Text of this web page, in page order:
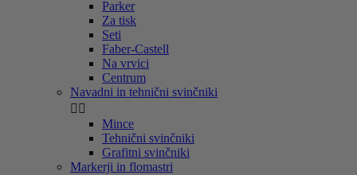
Parker
Za tisk
Seti
Faber-Castell
Na vrvici
Centrum
Navadni in tehnični svinčniki
 
Mince
Tehnični svinčniki
Grafitni svinčniki
Markerji in flomastri